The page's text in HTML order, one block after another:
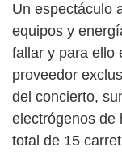
Un espectáculo
equipos y
fallar y para ello
proveedor
del concierto,
electrógenos de
total de 15